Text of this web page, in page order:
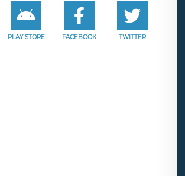
PLAY STORE FACEBOOK TWITTER